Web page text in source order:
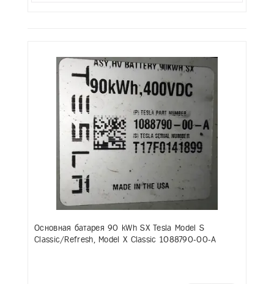
Основная батарея 90 kWh SX Tesla Model S
Classic/Refresh, Model X Classic 1088790-00-A